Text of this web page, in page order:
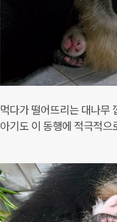
먹다가 떨어뜨리는 대나무
아기도 이 동행에 적극적